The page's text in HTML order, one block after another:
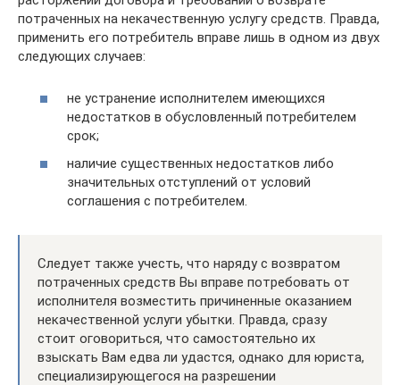
потраченных на некачественную услугу средств. Правда,
применить его потребитель вправе лишь в одном из двух
следующих случаев:
не устранение исполнителем имеющихся
недостатков в обусловленный потребителем
срок;
наличие существенных недостатков либо
значительных отступлений от условий
соглашения с потребителем.
Следует также учесть, что наряду с возвратом
потраченных средств Вы вправе потребовать от
исполнителя возместить причиненные оказанием
некачественной услуги убытки. Правда, сразу
стоит оговориться, что самостоятельно их
взыскать Вам едва ли удастся, однако для юриста,
специализирующегося на разрешении